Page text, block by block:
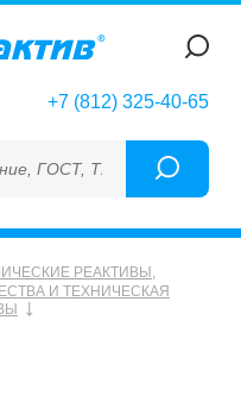
+7 (812) 325-40-65
ГОСТ, ТУ, ГСО, МСО, ОСО,
РЕАКТИВЫ,
И ТЕХНИЧЕСКАЯ